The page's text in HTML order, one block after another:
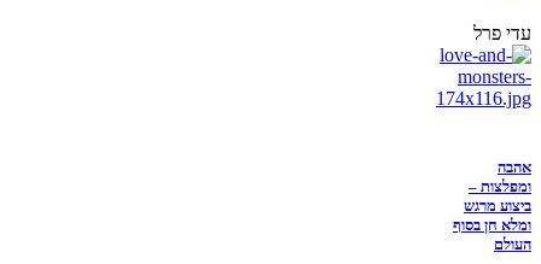
עדי פרל
אהבה
ומפלצות –
ביצוע מרגש
ומלא חן בסוף
העולם